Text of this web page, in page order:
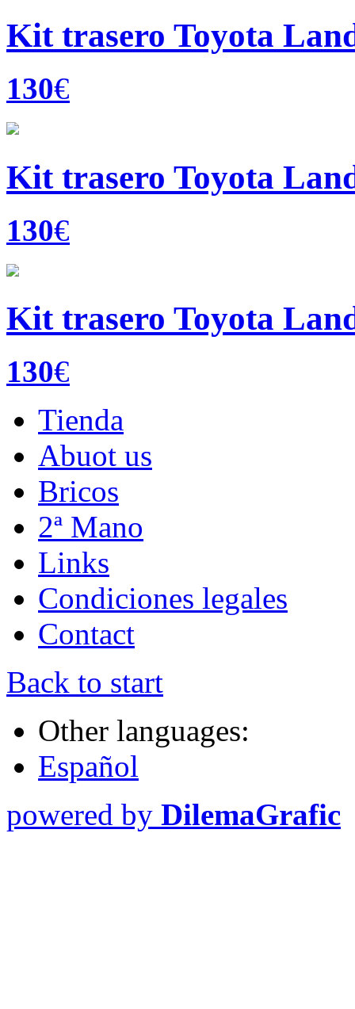
Kit trasero Toyota
130€
Kit trasero Toyota
130€
Kit trasero Toyota
130€
Tienda
Abuot us
Bricos
2ª Mano
Links
Condiciones legales
Contact
Back to start
Other languages:
Español
powered by DilemaGrafic